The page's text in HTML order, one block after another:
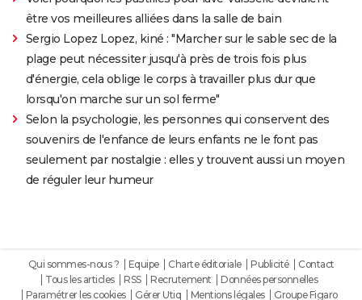
être vos meilleures alliées dans la salle de bain
Sergio Lopez Lopez, kiné : "Marcher sur le sable sec de la
plage peut nécessiter jusqu'à près de trois fois plus
d'énergie, cela oblige le corps à travailler plus dur que
lorsqu'on marche sur un sol ferme"
Selon la psychologie, les personnes qui conservent des
souvenirs de l'enfance de leurs enfants ne le font pas
seulement par nostalgie : elles y trouvent aussi un moyen
de réguler leur humeur
Qui sommes-nous ? Equipe Charte éditoriale Publicité
Contact
Tous les articles
RSS Recrutement
Données personnelles
Paramétrer les cookies
Gérer Utiq Mentions légales Groupe Figaro